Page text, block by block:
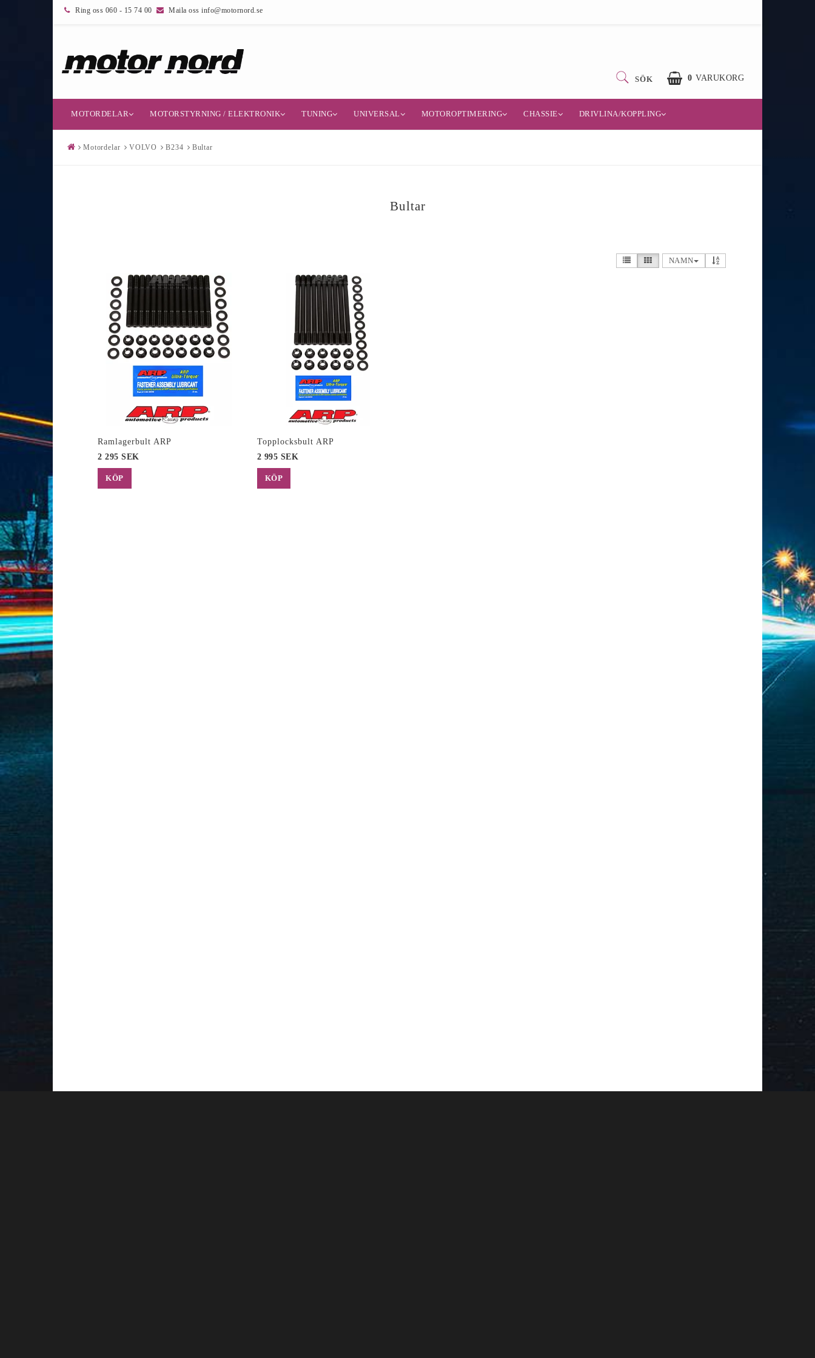
Ring oss 060 - 15 74 00 Maila oss info@motornord.se
0 VARUKORG
SÖK
MOTORDELAR MOTORSTYRNING / ELEKTRONIK TUNING UNIVERSAL MOTOROPTIMERING CHASSIE DRIVLINA/KOPPLING
Motordelar VOLVO B234 Bultar
Bultar
NAMN
Ramlagerbult ARP
2 295 SEK
KÖP
Topplocksbult ARP
2 995 SEK
KÖP